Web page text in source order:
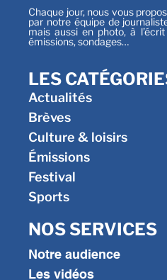
Chaque jour, nous vous
par notre équipe de
mais aussi en photo, à
émissions, sondages…
LES
Actualités
Brèves
Culture & loisirs
Émissions
Festival
Sports
NOS SERVICES
Notre audience
Les vidéos